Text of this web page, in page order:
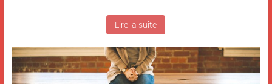
Lire la suite